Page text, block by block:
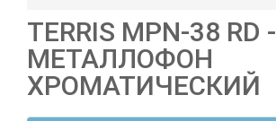
TERRIS MPN-38 RD -
МЕТАЛЛОФОН
ХРОМАТИЧЕСКИЙ